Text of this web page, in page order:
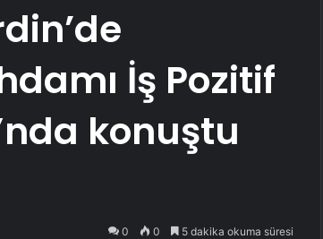
İş Pozitif
konuştu
0 0 5 dakika okuma süresi